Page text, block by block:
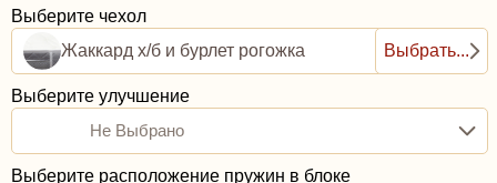
Выберите чехол
Жаккард х/б и бурлет рогожка
Выбрать...
Выберите улучшение
Не Выбрано
Выберите расположение пружин в блоке